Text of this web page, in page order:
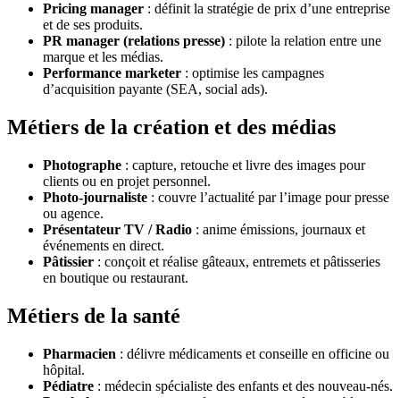
Pricing manager : définit la stratégie de prix d’une entreprise
et de ses produits.
PR manager (relations presse) : pilote la relation entre une
marque et les médias.
Performance marketer : optimise les campagnes
d’acquisition payante (SEA, social ads).
Métiers de la création et des médias
Photographe : capture, retouche et livre des images pour
clients ou en projet personnel.
Photo-journaliste : couvre l’actualité par l’image pour presse
ou agence.
Présentateur TV / Radio : anime émissions, journaux et
événements en direct.
Pâtissier : conçoit et réalise gâteaux, entremets et pâtisseries
en boutique ou restaurant.
Métiers de la santé
Pharmacien : délivre médicaments et conseille en officine ou
hôpital.
Pédiatre : médecin spécialiste des enfants et des nouveau-nés.